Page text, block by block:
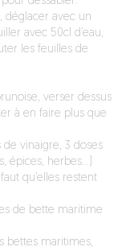
déglacer avec un
avec 50cl d’eau,
les feuilles de
verser dessus
à en faire plus que
de vinaigre, 3 doses
épices, herbes…)
qu’elles restent
de bette maritime
bettes maritimes,